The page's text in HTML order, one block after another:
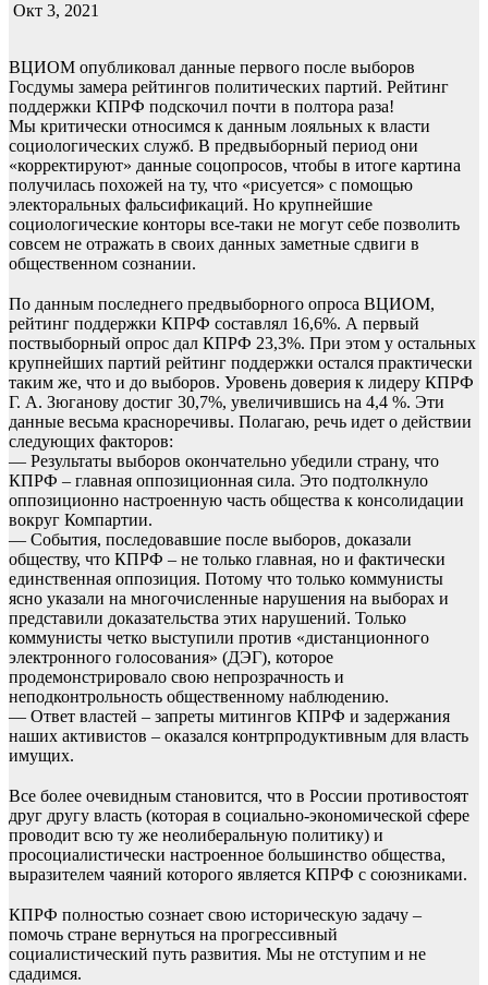
Окт 3, 2021
ВЦИОМ опубликовал данные первого после выборов
Госдумы замера рейтингов политических партий. Рейтинг
поддержки КПРФ подскочил почти в полтора раза!
Мы критически относимся к данным лояльных к власти
социологических служб. В предвыборный период они
«корректируют» данные соцопросов, чтобы в итоге картина
получилась похожей на ту, что «рисуется» с помощью
электоральных фальсификаций. Но крупнейшие
социологические конторы все-таки не могут себе позволить
совсем не отражать в своих данных заметные сдвиги в
общественном сознании.
По данным последнего предвыборного опроса ВЦИОМ,
рейтинг поддержки КПРФ составлял 16,6%. А первый
поствыборный опрос дал КПРФ 23,3%. При этом у остальных
крупнейших партий рейтинг поддержки остался практически
таким же, что и до выборов. Уровень доверия к лидеру КПРФ
Г. А. Зюганову достиг 30,7%, увеличившись на 4,4 %. Эти
данные весьма красноречивы. Полагаю, речь идет о действии
следующих факторов:
— Результаты выборов окончательно убедили страну, что
КПРФ – главная оппозиционная сила. Это подтолкнуло
оппозиционно настроенную часть общества к консолидации
вокруг Компартии.
— События, последовавшие после выборов, доказали
обществу, что КПРФ – не только главная, но и фактически
единственная оппозиция. Потому что только коммунисты
ясно указали на многочисленные нарушения на выборах и
представили доказательства этих нарушений. Только
коммунисты четко выступили против «дистанционного
электронного голосования» (ДЭГ), которое
продемонстрировало свою непрозрачность и
неподконтрольность общественному наблюдению.
— Ответ властей – запреты митингов КПРФ и задержания
наших активистов – оказался контрпродуктивным для власть
имущих.
Все более очевидным становится, что в России противостоят
друг другу власть (которая в социально-экономической сфере
проводит всю ту же неолиберальную политику) и
просоциалистически настроенное большинство общества,
выразителем чаяний которого является КПРФ с союзниками.
КПРФ полностью сознает свою историческую задачу –
помочь стране вернуться на прогрессивный
социалистический путь развития. Мы не отступим и не
сдадимся.